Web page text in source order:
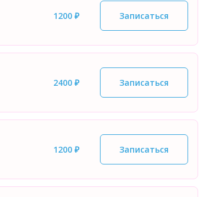
1200 ₽ Записаться
2400 ₽ Записаться
1200 ₽ Записаться